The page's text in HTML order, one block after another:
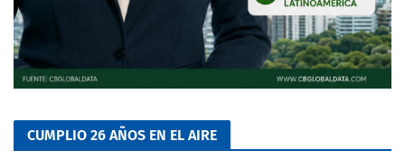
CUMPLIO 26 AÑOS EN EL AIRE